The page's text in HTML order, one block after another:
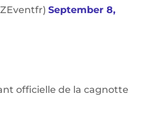
September 8,
officielle de la cagnotte